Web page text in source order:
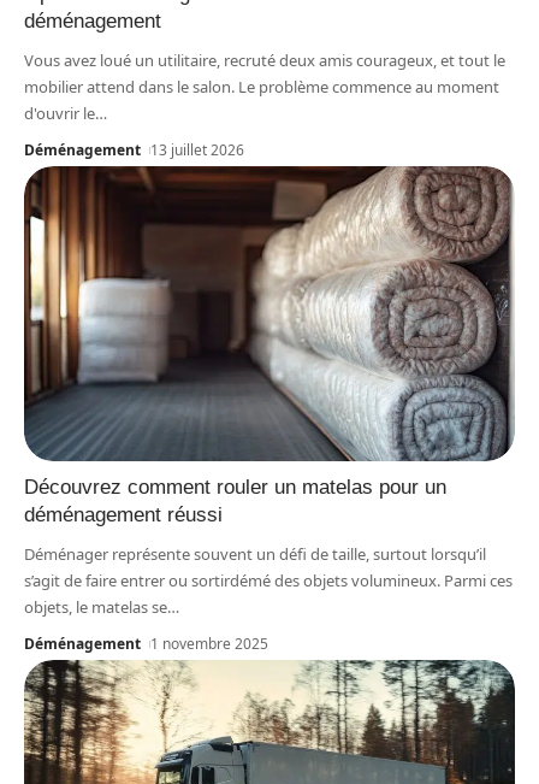
déménagement
Vous avez loué un utilitaire, recruté deux amis courageux, et tout le
mobilier attend dans le salon. Le problème commence au moment
d'ouvrir le…
Déménagement 13 juillet 2026
Découvrez comment rouler un matelas pour un
déménagement réussi
Déménager représente souvent un défi de taille, surtout lorsqu’il
s’agit de faire entrer ou sortirdémé des objets volumineux. Parmi ces
objets, le matelas se…
Déménagement 1 novembre 2025